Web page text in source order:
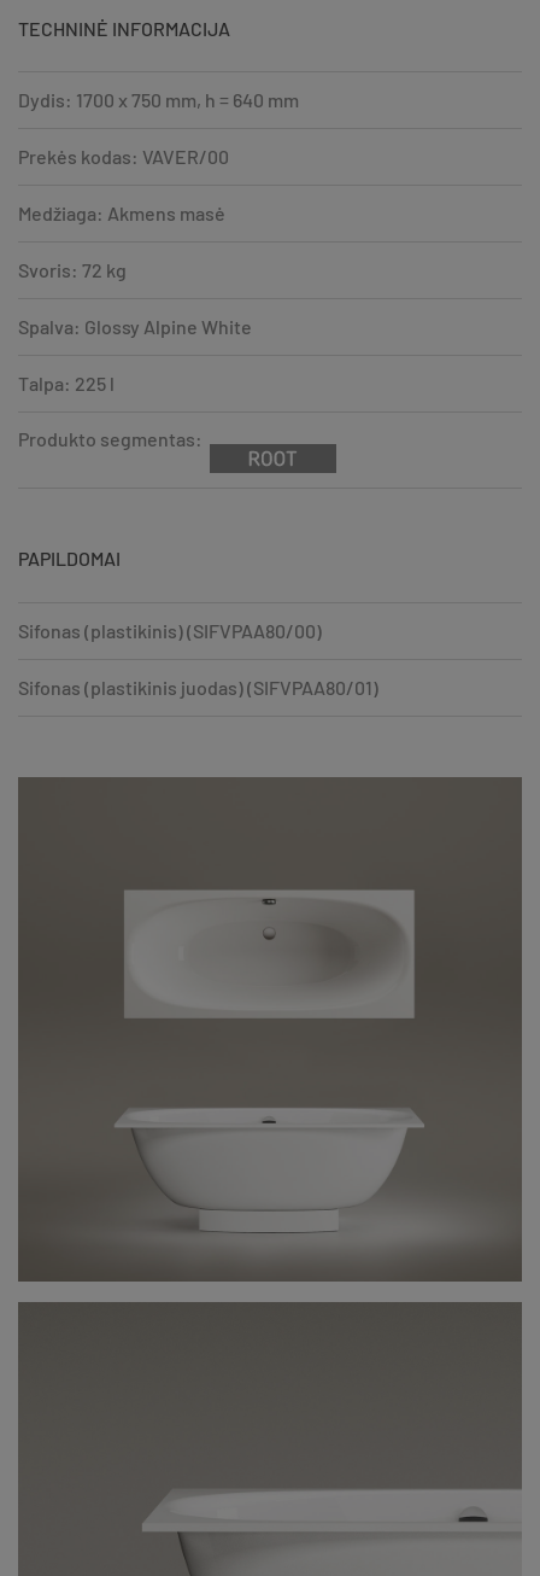
TECHNINĖ INFORMACIJA
Dydis: 1700 x 750 mm, h = 640 mm
Prekės kodas: VAVER/00
Medžiaga: Akmens masė
Svoris: 72 kg
Spalva: Glossy Alpine White
Talpa: 225 l
Produkto segmentas:
PAPILDOMAI
Sifonas (plastikinis) (SIFVPAA80/00)
Sifonas (plastikinis juodas) (SIFVPAA80/01)